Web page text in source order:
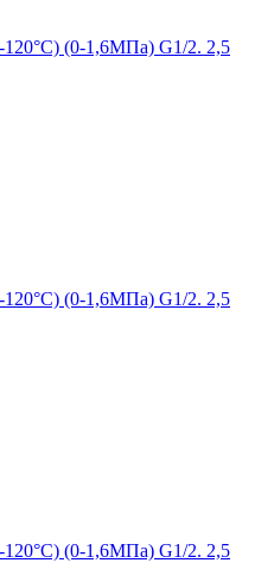
(0-1,6МПа) G1/2. 2,5
(0-1,6МПа) G1/2. 2,5
(0-1,6МПа) G1/2. 2,5